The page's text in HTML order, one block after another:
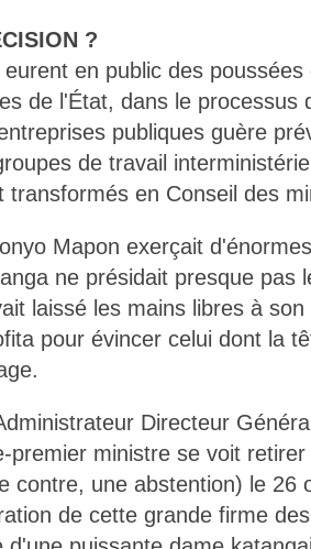
?
en public des
de l'État, dans le processus
publiques guère
de travail
transformés en Conseil des
Mapon exerçait
ne présidait presque pas
laissé les mains libres à
pour évincer celui dont la
Directeur
premier ministre se voit
contre, une abstention) le 26
de cette grande firme